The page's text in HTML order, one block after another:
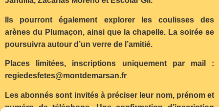
Ils pourront également explorer les coulisses des
arènes du Plumaçon, ainsi que la chapelle. La soirée se
poursuivra autour d’un verre de l’amitié.
Places limitées, inscriptions uniquement par mail :
regiedesfetes@montdemarsan.fr
Les abonnés sont invités à préciser leur nom, prénom et
numéro de téléphone. Une confirmation d’inscription